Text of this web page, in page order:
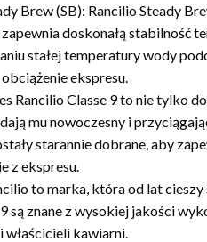
Brew (SB): Rancilio Steady
doskonałą stabilność
stałej temperatury wody
ekspresu.
Rancilio Classe 9 to nie tylko
mu nowoczesny i
starannie dobrane, aby
z ekspresu.
to marka, która od lat
są znane z wysokiej jakości
kawiarni.